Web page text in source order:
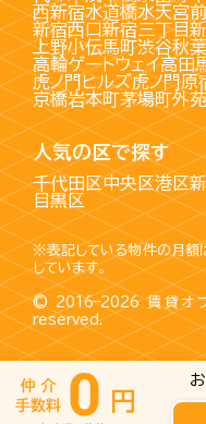
西新宿水道橋水天宮前
新宿西口新宿三丁目
上野小伝馬町渋谷秋
高輪ゲートウェイ高田
虎ノ門ヒルズ虎ノ門原
京橋岩本町茅場町外
人気の区で探す
千代田区中央区港区
目黒区
※表記している物件の月額
しています。
© 2016–2026賃貸オ
reserved.